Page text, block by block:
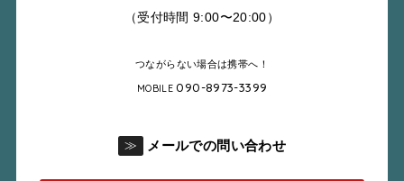
（受付時間 9:00〜20:00）
つながらない場合は携帯へ！
MOBILE090-8973-3399
≫ メールでの問い合わせ